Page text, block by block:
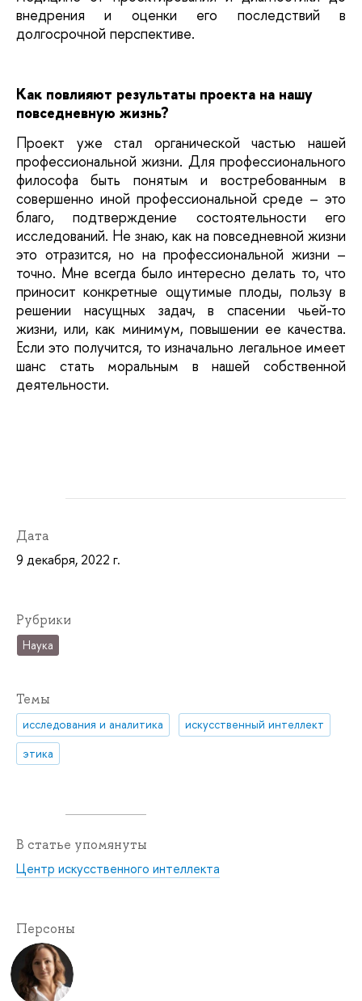
внедрения и оценки его последствий в
долгосрочной перспективе.
Как повлияют результаты проекта на нашу
повседневную жизнь?
Проект уже стал органической частью нашей
профессиональной жизни. Для профессионального
философа быть понятым и востребованным в
совершенно иной профессиональной среде – это
благо, подтверждение состоятельности его
исследований. Не знаю, как на повседневной жизни
это отразится, но на профессиональной жизни –
точно. Мне всегда было интересно делать то, что
приносит конкретные ощутимые плоды, пользу в
решении насущных задач, в спасении чьей-то
жизни, или, как минимум, повышении ее качества.
Если это получится, то изначально легальное имеет
шанс стать моральным в нашей собственной
деятельности.
Дата
9 декабря, 2022 г.
Рубрики
Наука
Темы
исследования и аналитика
искусственный интеллект
этика
В статье упомянуты
Центр искусственного интеллекта
Персоны